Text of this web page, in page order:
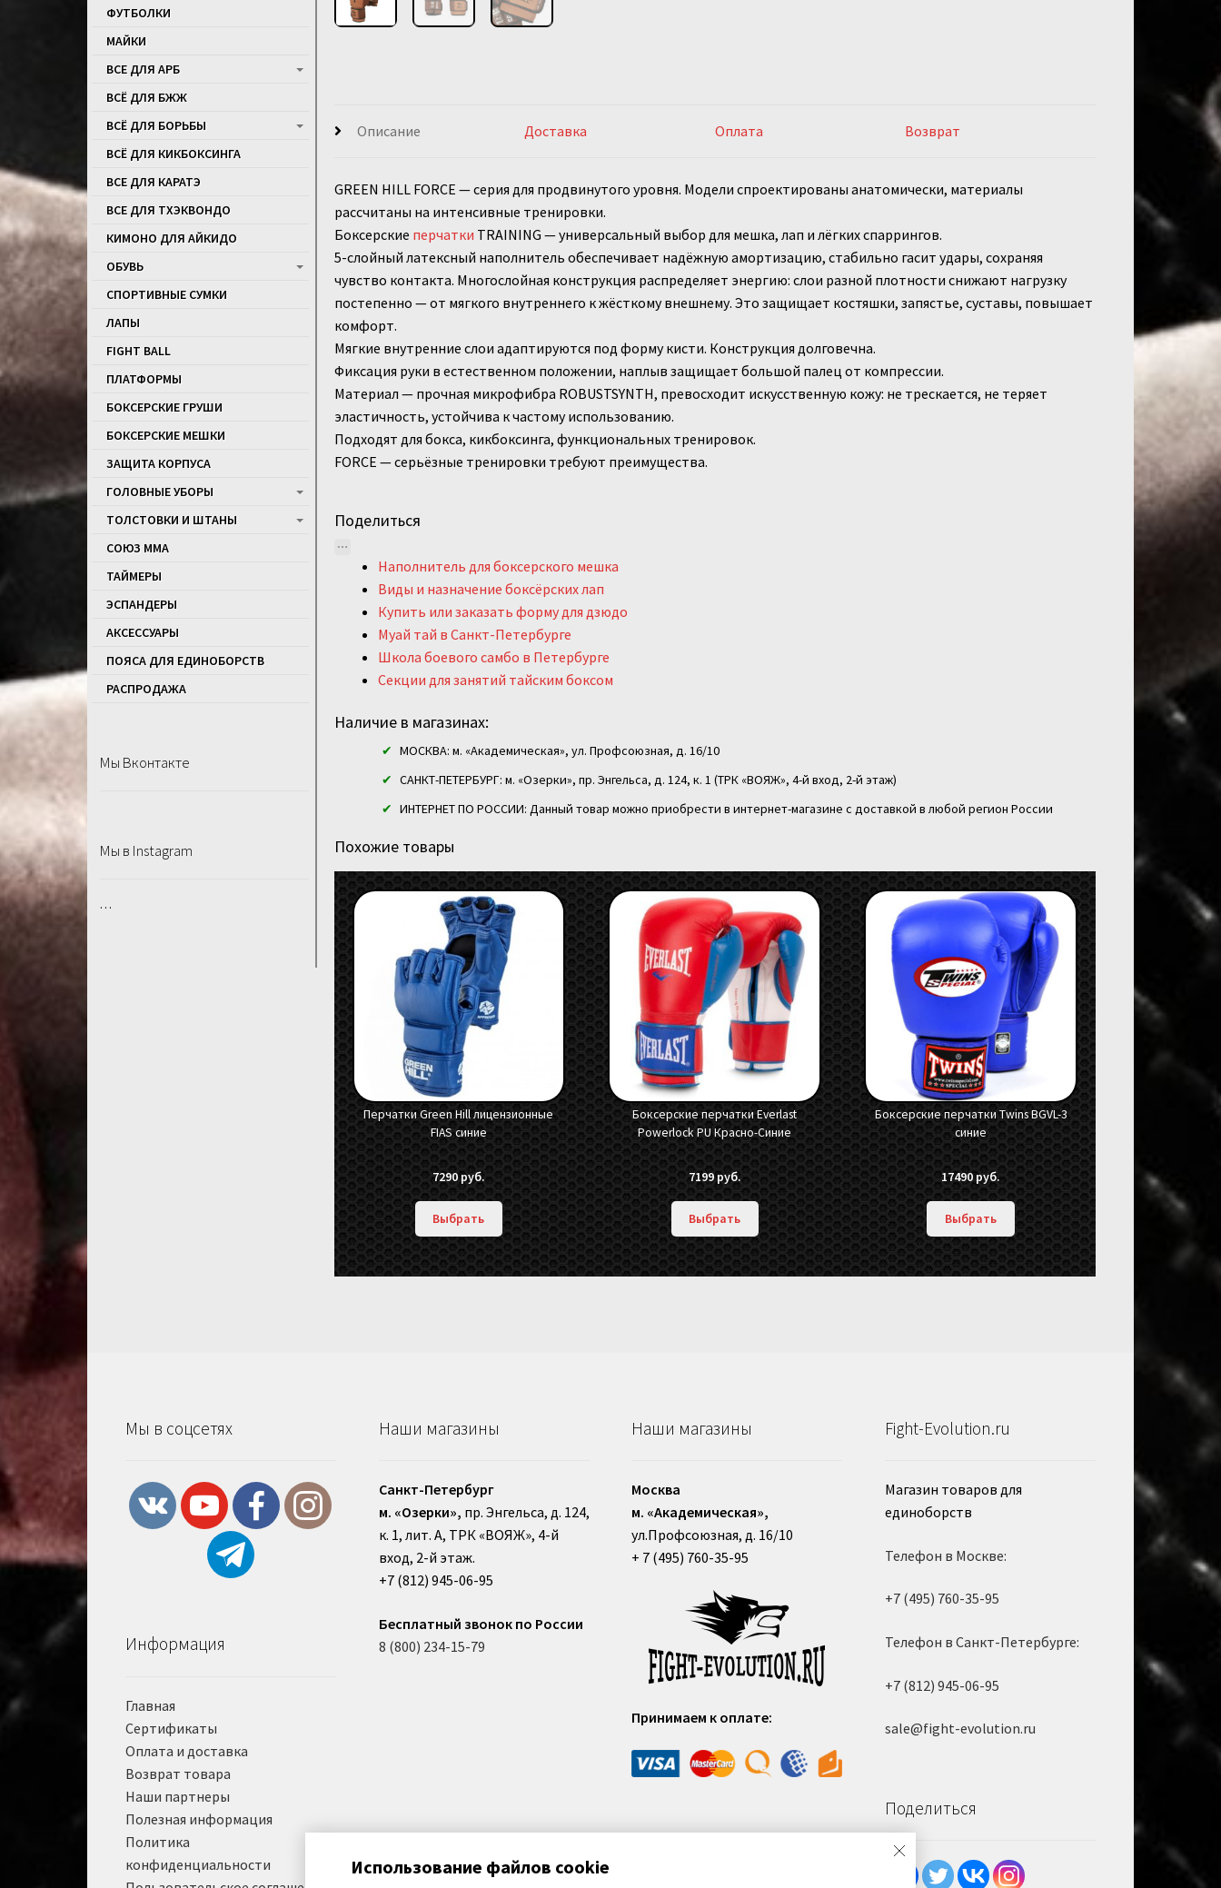
Описание Доставка Оплата Возврат
GREEN HILL FORCE — серия для продвинутого уровня. Модели спроектированы анатомически, материалы
рассчитаны на интенсивные тренировки.
Боксерские перчатки TRAINING — универсальный выбор для мешка, лап и лёгких спаррингов.
5-слойный латексный наполнитель обеспечивает надёжную амортизацию, стабильно гасит удары, сохраняя
чувство контакта. Многослойная конструкция распределяет энергию: слои разной плотности снижают нагрузку
постепенно — от мягкого внутреннего к жёсткому внешнему. Это защищает костяшки, запястье, суставы, повышает
комфорт.
Мягкие внутренние слои адаптируются под форму кисти. Конструкция долговечна.
Фиксация руки в естественном положении, наплыв защищает большой палец от компрессии.
Материал — прочная микрофибра ROBUSTSYNTH, превосходит искусственную кожу: не трескается, не теряет
эластичность, устойчива к частому использованию.
Подходят для бокса, кикбоксинга, функциональных тренировок.
FORCE — серьёзные тренировки требуют преимущества.
Поделиться
Наполнитель для боксерского мешка
Виды и назначение боксёрских лап
Купить или заказать форму для дзюдо
Муай тай в Санкт-Петербурге
Школа боевого самбо в Петербурге
Секции для занятий тайским боксом
Наличие в магазинах:
МОСКВА: м. «Академическая», ул. Профсоюзная, д. 16/10
САНКТ-ПЕТЕРБУРГ: м. «Озерки», пр. Энгельса, д. 124, к. 1 (ТРК «ВОЯЖ», 4-й вход, 2-й этаж)
ИНТЕРНЕТ ПО РОССИИ: Данный товар можно приобрести в интернет-магазине с доставкой в любой регион России
Похожие товары
Перчатки Green Hill лицензионные
FIAS синие
7290руб.
Выбрать
Боксерские перчатки Everlast
Powerlock PU Красно-Синие
7199руб.
Выбрать
Боксерские перчатки Twins BGVL-3
синие
17490руб.
Выбрать
ФУТБОЛКИ
МАЙКИ
ВСЕ ДЛЯ АРБ
ВСЁ ДЛЯ БЖЖ
ВСЁ ДЛЯ БОРЬБЫ
ВСЁ ДЛЯ КИКБОКСИНГА
ВСЕ ДЛЯ КАРАТЭ
ВСЕ ДЛЯ ТХЭКВОНДО
КИМОНО ДЛЯ АЙКИДО
ОБУВЬ
СПОРТИВНЫЕ СУМКИ
ЛАПЫ
FIGHT BALL
ПЛАТФОРМЫ
БОКСЕРСКИЕ ГРУШИ
БОКСЕРСКИЕ МЕШКИ
ЗАЩИТА КОРПУСА
ГОЛОВНЫЕ УБОРЫ
ТОЛСТОВКИ И ШТАНЫ
СОЮЗ ММА
ТАЙМЕРЫ
ЭСПАНДЕРЫ
АКСЕССУАРЫ
ПОЯСА ДЛЯ ЕДИНОБОРСТВ
РАСПРОДАЖA
Мы Вконтакте
Мы в Instagram
…
Мы в соцсетях
Информация
Главная
Сертификаты
Оплата и доставка
Возврат товара
Наши партнеры
Полезная информация
Политика
конфиденциальности
Наши магазины
Санкт-Петербург
м. «Озерки», пр. Энгельса, д. 124,
к. 1, лит. А, ТРК «ВОЯЖ», 4-й
вход, 2-й этаж.
+7 (812) 945-06-95
Бесплатный звонок по России
8 (800) 234-15-79
Наши магазины
Москва
м. «Академическая»,
ул.Профсоюзная, д. 16/10
+ 7 (495) 760-35-95
Принимаем к оплате:
Fight-Evolution.ru
Магазин товаров для
единоборств
Телефон в Москве:
+7 (495) 760-35-95
Телефон в Санкт-Петербурге:
+7 (812) 945-06-95
sale@fight-evolution.ru
Поделиться
Использование файлов cookie